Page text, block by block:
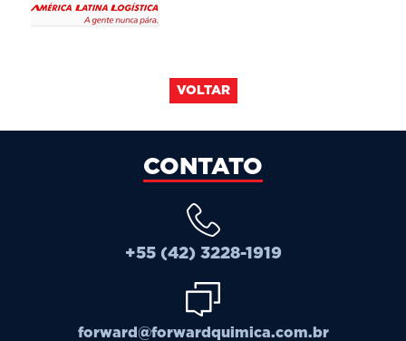
VOLTAR
CONTATO
+55 (42) 3228-1919
forward@forwardquimica.com.br